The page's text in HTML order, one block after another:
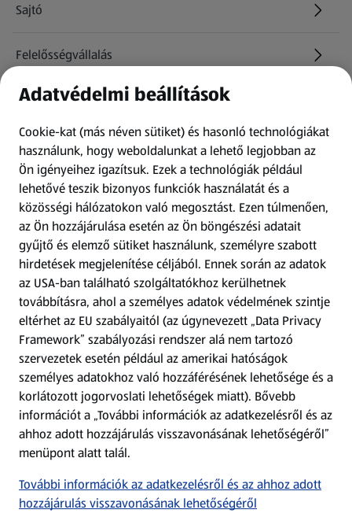
Sajtó
Felelősségvállalás
Információk
Kérdőív
Fizetési lehetőségek
ALDI utalványok
Árcsökkentés
Adattörlő alkalmazás
Szervizpont
(új oldalon nyílik meg)
Fedezz fel minket az interneten!
Töltsd le az ALDI Magyarország applikációt!
Adatvédelmi beállítások
Cookie-kat (más néven sütiket) és hasonló technológiákat
használunk, hogy weboldalunkat a lehető legjobban az
Ön igényeihez igazítsuk. Ezek a technológiák például
lehetővé teszik bizonyos funkciók használatát és a
közösségi hálózatokon való megosztást. Ezen túlmenően,
az Ön hozzájárulása esetén az Ön böngészési adatait
gyűjtő és elemző sütiket használunk, személyre szabott
hirdetések megjelenítése céljából. Ennek során az adatok
az USA-ban található szolgáltatókhoz kerülhetnek
továbbításra, ahol a személyes adatok védelmének szintje
eltérhet az EU szabályaitól (az úgynevezett „Data Privacy
Framework” szabályozási rendszer alá nem tartozó
szervezetek esetén például az amerikai hatóságok
személyes adatokhoz való hozzáférésének lehetősége és a
korlátozott jogorvoslati lehetőségek miatt). Bővebb
információt a „További információk az adatkezelésről és az
ahhoz adott hozzájárulás visszavonásának lehetőségéről”
menüpont alatt talál.
További információk az adatkezelésről és az ahhoz adott
hozzájárulás visszavonásának lehetőségéről